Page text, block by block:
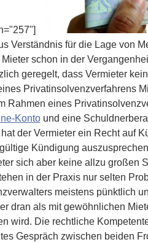
Verständnis für die Lage von
schon in der
geregelt, dass Vermieter
Privatinsolvenzverfahrens
Rahmen eines
Kontound eine
der Vermieter ein Recht auf
Kündigung
sich aber keine allzu großen
in der Praxis nur selten
meistens pünktlich
dran als mit gewöhnlichen
wird. Die rechtliche
Gespräch zwischen beiden